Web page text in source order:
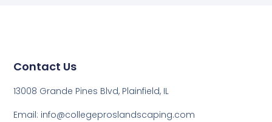
Contact Us
13008 Grande Pines Blvd, Plainfield, IL
Email: info@collegeproslandscaping.com